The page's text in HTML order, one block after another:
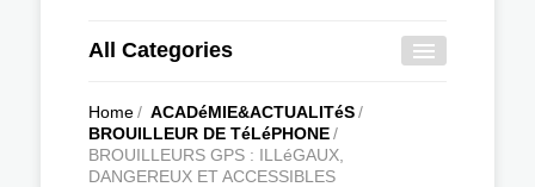
All Categories
Home/ ACADéMIE&ACTUALITéS/
BROUILLEUR DE TéLéPHONE/
BROUILLEURS GPS : ILLéGAUX,
DANGEREUX ET ACCESSIBLES